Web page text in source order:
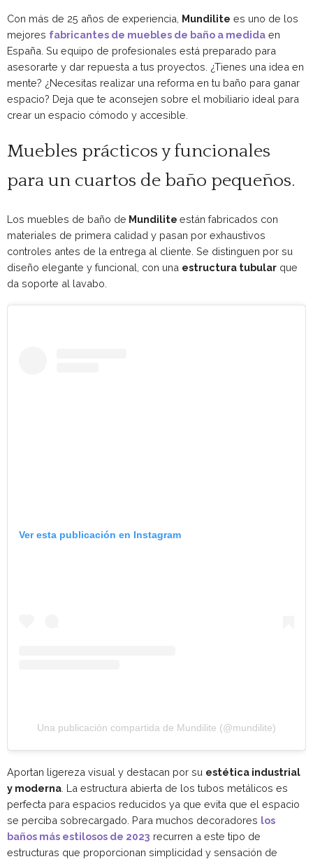
Con más de 25 años de experiencia, Mundilite es uno de los
mejores fabricantes de muebles de baño a medida en
España. Su equipo de profesionales está preparado para
asesorarte y dar repuesta a tus proyectos. ¿Tienes una idea en
mente? ¿Necesitas realizar una reforma en tu baño para ganar
espacio? Deja que te aconsejen sobre el mobiliario ideal para
crear un espacio cómodo y accesible.
Muebles prácticos y funcionales
para un cuartos de baño pequeños.
Los muebles de baño de Mundilite están fabricados con
materiales de primera calidad y pasan por exhaustivos
controles antes de la entrega al cliente. Se distinguen por su
diseño elegante y funcional, con una estructura tubular que
da soporte al lavabo.
Ver esta publicación en Instagram
Una publicación compartida de Mundilite (@mundilite)
Aportan ligereza visual y destacan por su estética industrial
y moderna . La estructura abierta de los tubos metálicos es
perfecta para espacios reducidos ya que evita que el espacio
se perciba sobrecargado. Para muchos decoradores los
baños más estilosos de 2023 recurren a este tipo de
estructuras que proporcionan simplicidad y sensación de